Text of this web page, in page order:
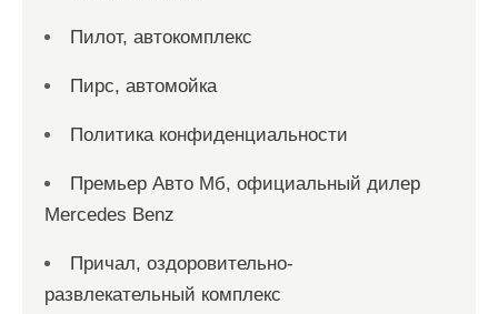
Пилот, автокомплекс
Пирс, автомойка
Политика конфиденциальности
Премьер Авто Мб, официальный дилер
Mercedes Benz
Причал, оздоровительно-
развлекательный комплекс